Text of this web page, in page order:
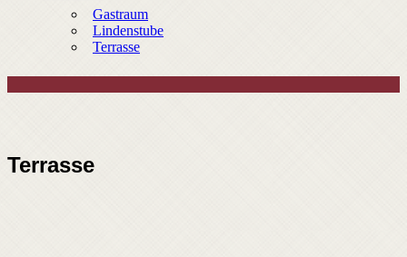
Gastraum
Lindenstube
Terrasse
Terrasse